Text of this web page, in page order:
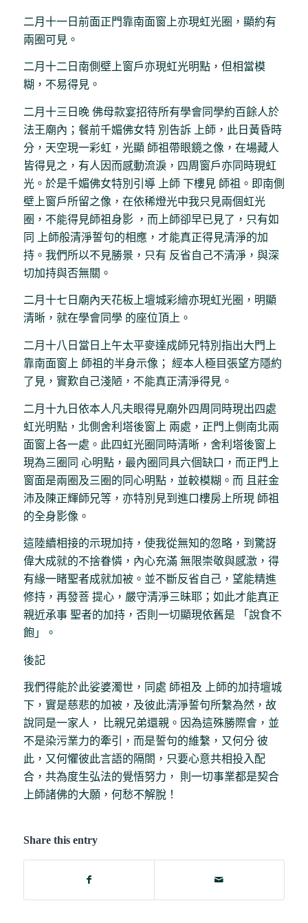
二月十一日前面正門靠南面窗上亦現虹光圈，顯約有
兩圈可見。
二月十二日南側壁上窗戶亦現虹光明點，但相當模
糊，不易得見。
二月十三日晚 佛母款宴招待所有學會同學約百餘人於
法王廟內；餐前千媚佛女特 別告訴 上師，此日黃昏時
分，天空現一彩虹，光顯 師祖帶眼鏡之像，在場藏人
皆得見之，有人因而感動流淚，四周窗戶亦同時現虹
光。於是千媚佛女特別引導 上師 下樓見 師祖。即南側
壁上窗戶所留之像，在依稀燈光中我只見兩個虹光
圈，不能得見師祖身影 ，而上師卻早已見了，只有如
同 上師般清淨誓句的相應，才能真正得見清淨的加
持。我們所以不見勝景，只有 反省自己不清淨，與深
切加持與否無關。
二月十七日廟內天花板上壇城彩繪亦現虹光圈，明顯
清晰，就在學會同學 的座位頂上。
二月十八日當日上午太平麥達成師兄特別指出大門上
靠南面窗上 師祖的半身示像； 經本人極目張望方隱約
了見，實歎自己淺陋，不能真正清淨得見。
二月十九日依本人凡夫眼得見廟外四周同時現出四處
虹光明點，北側舍利塔後窗上 兩處，正門上側南北兩
面窗上各一處。此四虹光圈同時清晰，舍利塔後窗上
現為三圈同 心明點，最內圈同具六個缺口，而正門上
窗面是兩圈及三圈的同心明點，並較模糊。而 且莊金
沛及陳正輝師兄等，亦特別見到進口樓房上所現 師祖
的全身影像。
這陸續相接的示現加持，使我從無知的忽略，到驚訝
偉大成就的不捨眷憐，內心充滿 無限崇敬與感激，得
有緣一睹聖者成就加被。並不斷反省自己，望能精進
修持，再發菩 提心，嚴守清淨三昧耶；如此才能真正
親近承事 聖者的加持，否則一切顯現依舊是 「說食不
飽」。
後記
我們得能於此娑婆濁世，同處 師祖及 上師的加持壇城
下，實是慈悲的加被，及彼此清淨誓句所繫為然，故
說同是一家人， 比親兄弟還親。因為這殊勝際會，並
不是染污業力的牽引，而是誓句的維繫，又何分 彼
此，又何懼彼此言語的隔閤，只要心意共相投入配
合，共為度生弘法的覺悟努力， 則一切事業都是契合
上師諸佛的大願，何愁不解脫！
Share this entry